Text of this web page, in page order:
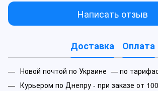
Написать отзыв
Доставка Оплата
Новой почтой по Украине — по
Курьером по Днепру - при заказе от